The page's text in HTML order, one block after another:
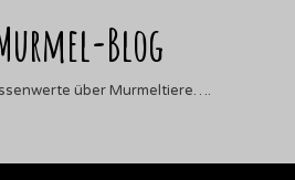
Blog
über Murmeltiere….